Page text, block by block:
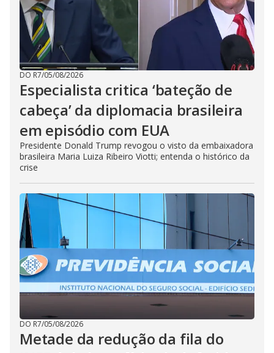
DO R7/05/08/2026
Especialista critica ‘bateção de
cabeça’ da diplomacia brasileira
em episódio com EUA
Presidente Donald Trump revogou o visto da embaixadora
brasileira Maria Luiza Ribeiro Viotti; entenda o histórico da
crise
DO R7/05/08/2026
Metade da redução da fila do